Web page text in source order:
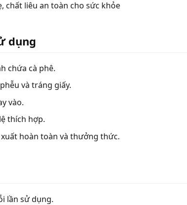
chất liêu an toàn cho sức khỏe
dụng
chứa cà phê.
và tráng giấy.
vào.
thích hợp.
hoàn toàn và thưởng thức.
lần sử dụng.